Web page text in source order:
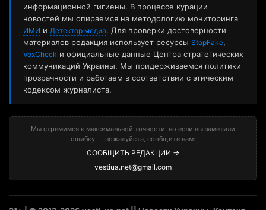
информационной гигиены. В процессе курации
новостей мы опираемся на методологию мониторинга
ИМИ и Детектор медиа. Для проверки достоверности
материалов редакция использует ресурсы StopFake,
VoxCheck и официальные данные Центра стратегических
коммуникаций Украины. Мы придерживаемся политики
прозрачности и работаем в соответствии с этическим
кодексом журналиста.
Мы стремимся к максимальной точности, но если вы заметили
ошибку — пожалуйста, сообщите нам:
СООБЩИТЬ РЕДАКЦИИ →
vestiua.net@gmail.com